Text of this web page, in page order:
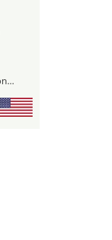
únicamente para visitantes profesionales